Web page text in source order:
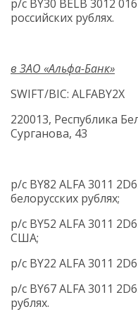
р/c BY30 BELB 3012
российских рублях.
в ЗАО «Альфа-Банк»
SWIFT/BIC: ALFABY2X
220013, Республика
Сурганова, 43
р/c BY82 ALFA 3011
белорусских рублях;
р/c BY52 ALFA 3011
США;
р/c BY22 ALFA 3011
р/c BY67 ALFA 3011
рублях.